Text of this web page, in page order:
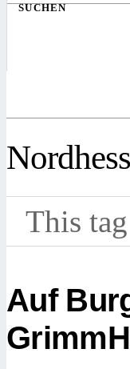
SUCHEN
This
Auf